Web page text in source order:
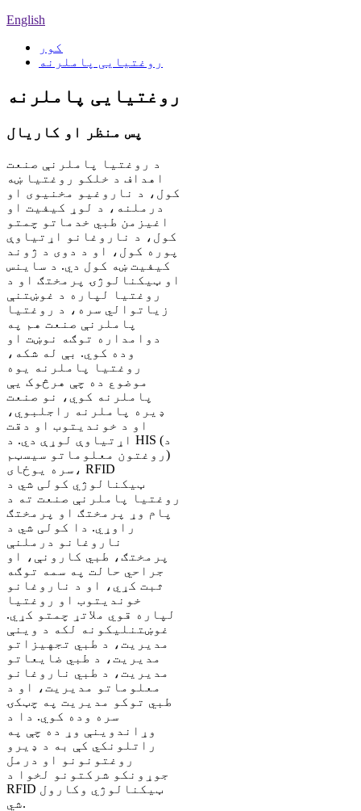
English
کور
روغتیایی پاملرنه
روغتیایی پاملرنه
پس منظر او کاریال
د روغتیا پاملرنې صنعت
اهداف د خلکو روغتیا ښه
کول، د ناروغیو مخنیوی او
درملنه، د لوړ کیفیت او
اغیزمن طبي خدماتو چمتو
کول، د ناروغانو اړتیاوې
پوره کول، او د دوی د ژوند
کیفیت ښه کول دي. د ساینس
او ​​ټیکنالوژۍ پرمختګ او د
روغتیا لپاره د غوښتنې
زیاتوالي سره، د روغتیا
پاملرنې صنعت هم په
دوامداره توګه نوښت او
وده کوي. بې له شکه،
روغتیا پاملرنه یوه
موضوع ده چې هرڅوک یې
پاملرنه کوي، نو صنعت
ډیره پاملرنه راجلبوي،
او د خوندیتوب او دقت
اړتیاوې لوړې دي. د HIS (د
روغتون معلوماتو سیسټم)
سره یوځای، RFID
ټیکنالوژي کولی شي د
روغتیا پاملرنې صنعت ته د
پام وړ پرمختګ او پرمختګ
راوړي. دا کولی شي د
ناروغانو درملنې
پرمختګ، طبي کارونې، او
جراحي حالت په سمه توګه
ثبت کړي، او د ناروغانو
خوندیتوب او روغتیا
لپاره قوي ملاتړ چمتو کړي.
غوښتنلیکونه لکه د وینې
مدیریت، د طبي تجهیزاتو
مدیریت، د طبي ضایعاتو
مدیریت، د طبي ناروغانو
معلوماتو مدیریت، او د
طبي توکو مدیریت په چټکۍ
سره وده کوي. دا د
وړاندوینې وړ ده چې په
راتلونکي کې به د ډیرو
روغتونونو او درمل
جوړونکو شرکتونو لخوا د
RFID ټیکنالوژي وکارول
شي.